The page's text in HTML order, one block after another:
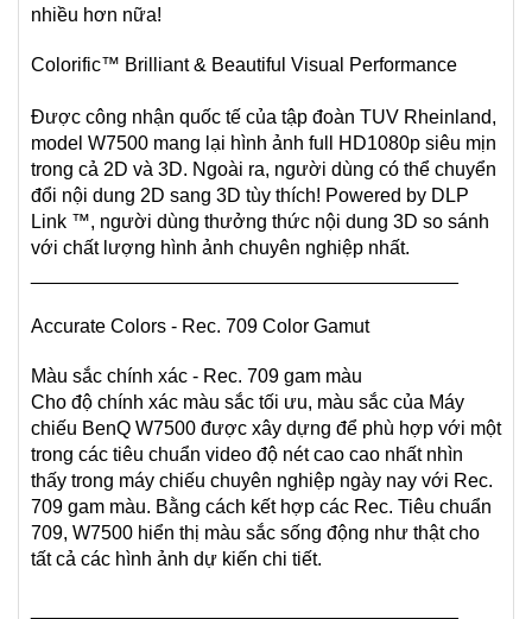
nhiều hơn nữa!
Colorific™ Brilliant & Beautiful Visual Performance
Được công nhận quốc tế của tập đoàn TUV Rheinland,
model W7500 mang lại hình ảnh full HD1080p siêu mịn
trong cả 2D và 3D. Ngoài ra, người dùng có thể chuyển
đổi nội dung 2D sang 3D tùy thích! Powered by DLP
Link ™, người dùng thưởng thức nội dung 3D so sánh
với chất lượng hình ảnh chuyên nghiệp nhất.
Accurate Colors - Rec. 709 Color Gamut
Màu sắc chính xác - Rec. 709 gam màu
Cho độ chính xác màu sắc tối ưu, màu sắc của Máy
chiếu BenQ W7500 được xây dựng để phù hợp với một
trong các tiêu chuẩn video độ nét cao cao nhất nhìn
thấy trong máy chiếu chuyên nghiệp ngày nay với Rec.
709 gam màu. Bằng cách kết hợp các Rec. Tiêu chuẩn
709, W7500 hiển thị màu sắc sống động như thật cho
tất cả các hình ảnh dự kiến chi tiết.